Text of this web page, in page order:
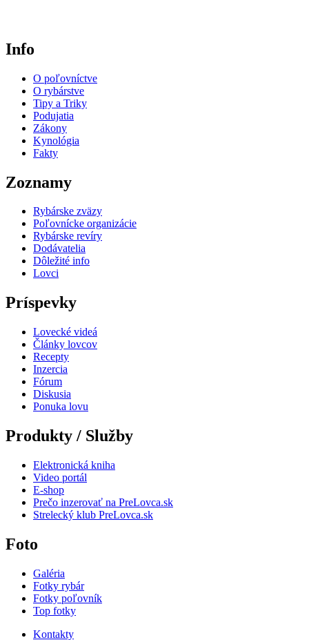
Info
O poľovníctve
O rybárstve
Tipy a Triky
Podujatia
Zákony
Kynológia
Fakty
Zoznamy
Rybárske zväzy
Poľovnícke organizácie
Rybárske revíry
Dodávatelia
Dôležité info
Lovci
Príspevky
Lovecké videá
Články lovcov
Recepty
Inzercia
Fórum
Diskusia
Ponuka lovu
Produkty / Služby
Elektronická kniha
Video portál
E-shop
Prečo inzerovať na PreLovca.sk
Strelecký klub PreLovca.sk
Foto
Galéria
Fotky rybár
Fotky poľovník
Top fotky
Kontakty